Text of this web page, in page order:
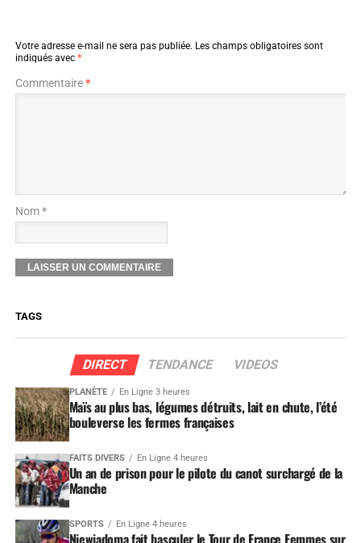
Votre adresse e-mail ne sera pas publiée. Les champs obligatoires sont
indiqués avec *
Commentaire*
Nom *
TAGS
DIRECT TENDANCE VIDEOS
PLANÈTE En Ligne 3 heures
Maïs au plus bas, légumes détruits, lait en chute, l’été
bouleverse les fermes françaises
FAITS DIVERS En Ligne 4 heures
Un an de prison pour le pilote du canot surchargé de la
Manche
SPORTS En Ligne 4 heures
Niewiadoma fait basculer le Tour de France Femmes sur